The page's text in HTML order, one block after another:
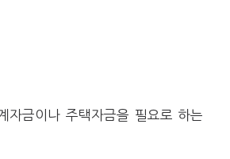
자금이나 주택자금을 필요로 하는